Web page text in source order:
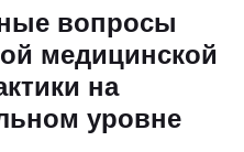
вопросы
медицинской
на
уровне